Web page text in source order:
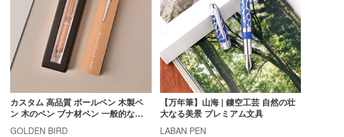
カスタム 高品質 ボールペン 木製ペ
ン 木のペン ブナ材ペン 一般的な竹
木とは違う 人気 ギフト
GOLDEN BIRD
【万年筆】山海 | 鏤空工芸 自然の壮
大なる美景 プレミアム文具
LABAN PEN